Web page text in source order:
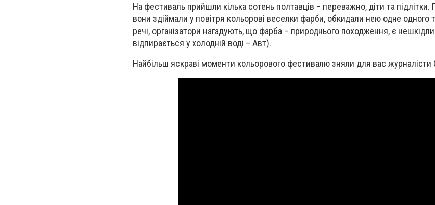
На фестиваль прийшли кілька сотень полтавців – переважно, діти та підлітки.
вони здіймали у повітря кольорові веселки фарби, обкидали нею одне одного
речі, організатори нагадують, що фарба – природнього походження, є
відпирається у холодній воді – Авт).
Найбільш яскраві моменти кольорового фестивалю зняли для вас журналісти